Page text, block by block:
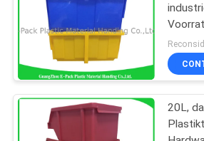
UNS
BITTE
UM
20L,